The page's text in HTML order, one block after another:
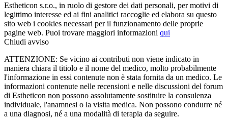
Estheticon s.r.o., in ruolo di gestore dei dati personali, per motivi di
legittimo interesse ed ai fini analitici raccoglie ed elabora su questo
sito web i cookies necessari per il funzionamento delle proprie
pagine web. Puoi trovare maggiori informazioni qui
Chiudi avviso
ATTENZIONE: Se vicino ai contributi non viene indicato in
maniera chiara il titiolo e il nome del medico, molto probabilmente
l'informazione in essi contenute non è stata fornita da un medico. Le
informazioni contenute nelle recensioni e nelle discussioni del forum
di Estheticon non possono assolutamente sostituire la consulenza
individuale, l'anamnesi o la visita medica. Non possono condurre né
a una diagnosi, né a una modalità di terapia da seguire.